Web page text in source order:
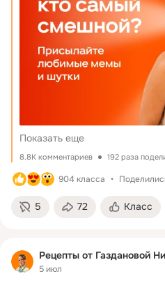
хорошего настроения.
марафону свою самую смешну
Показать еще
8.8K комментариев 192 раза
904 класса
5 72 Класс
Рецепты от Газдановой
5 июл